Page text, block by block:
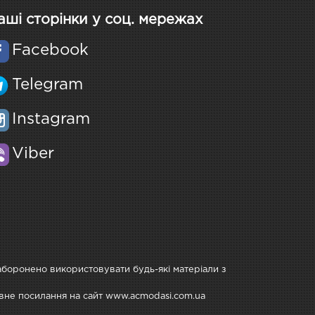
сторінки у соц. мережах
Facebook
Telegram
Instagram
Viber
використовувати будь-які матеріали з
посилання на сайт www.acmodasi.com.ua